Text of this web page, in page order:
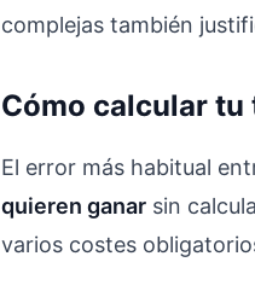
complejas también
Cómo calcular
El error más habitual
quieren ganar sin
varios costes